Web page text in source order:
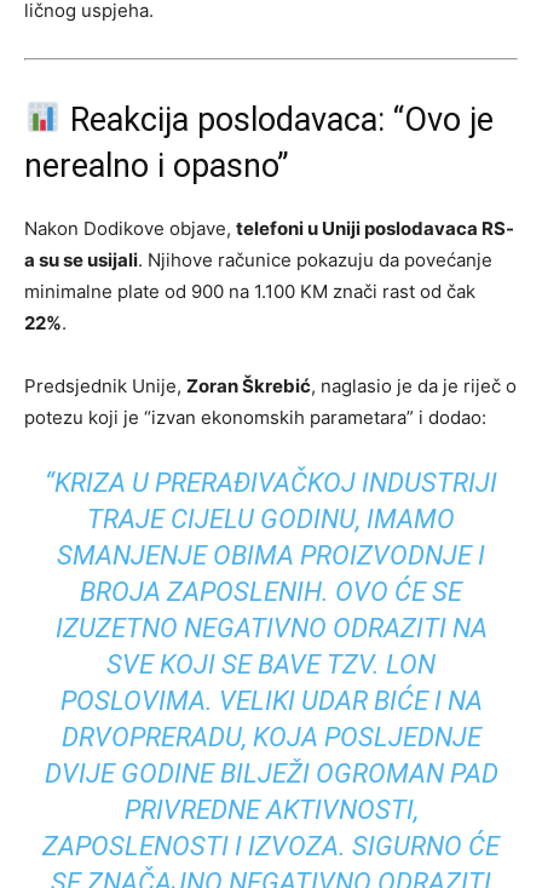
ličnog uspjeha.
Reakcija poslodavaca: “Ovo je
nerealno i opasno”
Nakon Dodikove objave, telefoni u Uniji poslodavaca RS-
a su se usijali. Njihove računice pokazuju da povećanje
minimalne plate od 900 na 1.100 KM znači rast od čak
22%.
Predsjednik Unije, Zoran Škrebić, naglasio je da je riječ o
potezu koji je “izvan ekonomskih parametara” i dodao:
“KRIZA U PRERAĐIVAČKOJ INDUSTRIJI
TRAJE CIJELU GODINU, IMAMO
SMANJENJE OBIMA PROIZVODNJE I
BROJA ZAPOSLENIH. OVO ĆE SE
IZUZETNO NEGATIVNO ODRAZITI NA
SVE KOJI SE BAVE TZV. LON
POSLOVIMA. VELIKI UDAR BIĆE I NA
DRVOPRERADU, KOJA POSLJEDNJE
DVIJE GODINE BILJEŽI OGROMAN PAD
PRIVREDNE AKTIVNOSTI,
ZAPOSLENOSTI I IZVOZA. SIGURNO ĆE